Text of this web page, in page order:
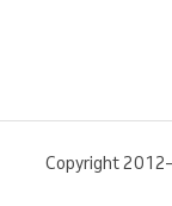
Copyright